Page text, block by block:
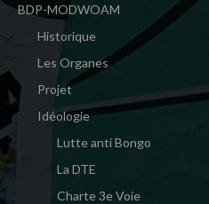
BDP-MODWOAM
Historique
Les Organes
Projet
Idéologie
Lutte anti Bongo
La DTE
Charte 3e Voie